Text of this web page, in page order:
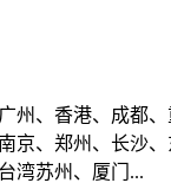
州、香港、成都、
京、郑州、长沙、
湾苏州、厦门...